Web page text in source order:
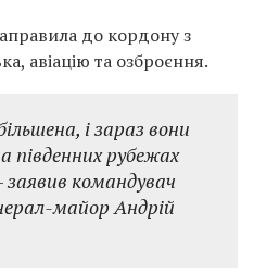
до кордону з
авіацію та озброєння.
і зараз вони
південних рубежах
заявив командувач
майор Андрій